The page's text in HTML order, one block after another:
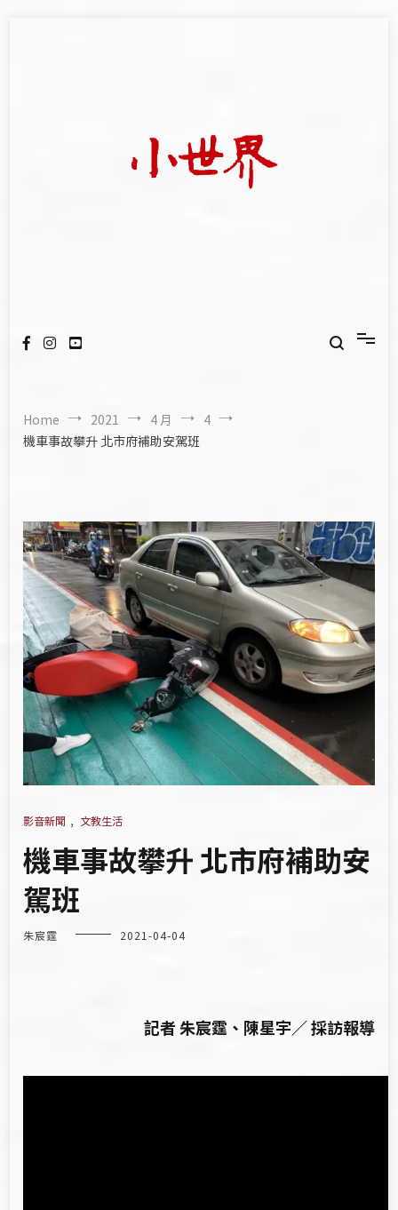
Home 2021 4 月
4
機車事故攀升 北市府補助安駕班
影音新聞 , 文教生活
機車事故攀升 北市府補助安
駕班
朱宸霆 2021-04-04
記者 朱宸霆、陳星宇／ 採訪報導